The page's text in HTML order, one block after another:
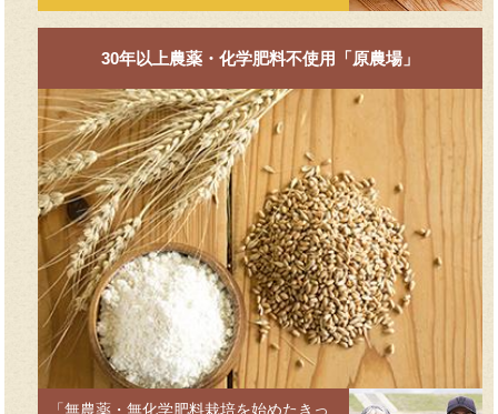
30年以上農薬・化学肥料不使用「原農場」
「無農薬・無化学肥料栽培を始めたきっ